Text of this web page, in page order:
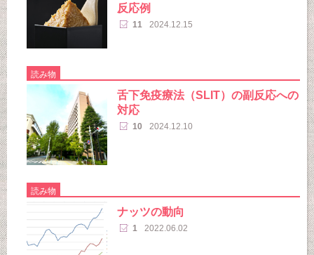
反応例
11 2024.12.15
読み物
舌下免疫療法（SLIT）の副反応への
対応
10 2024.12.10
読み物
ナッツの動向
1 2022.06.02